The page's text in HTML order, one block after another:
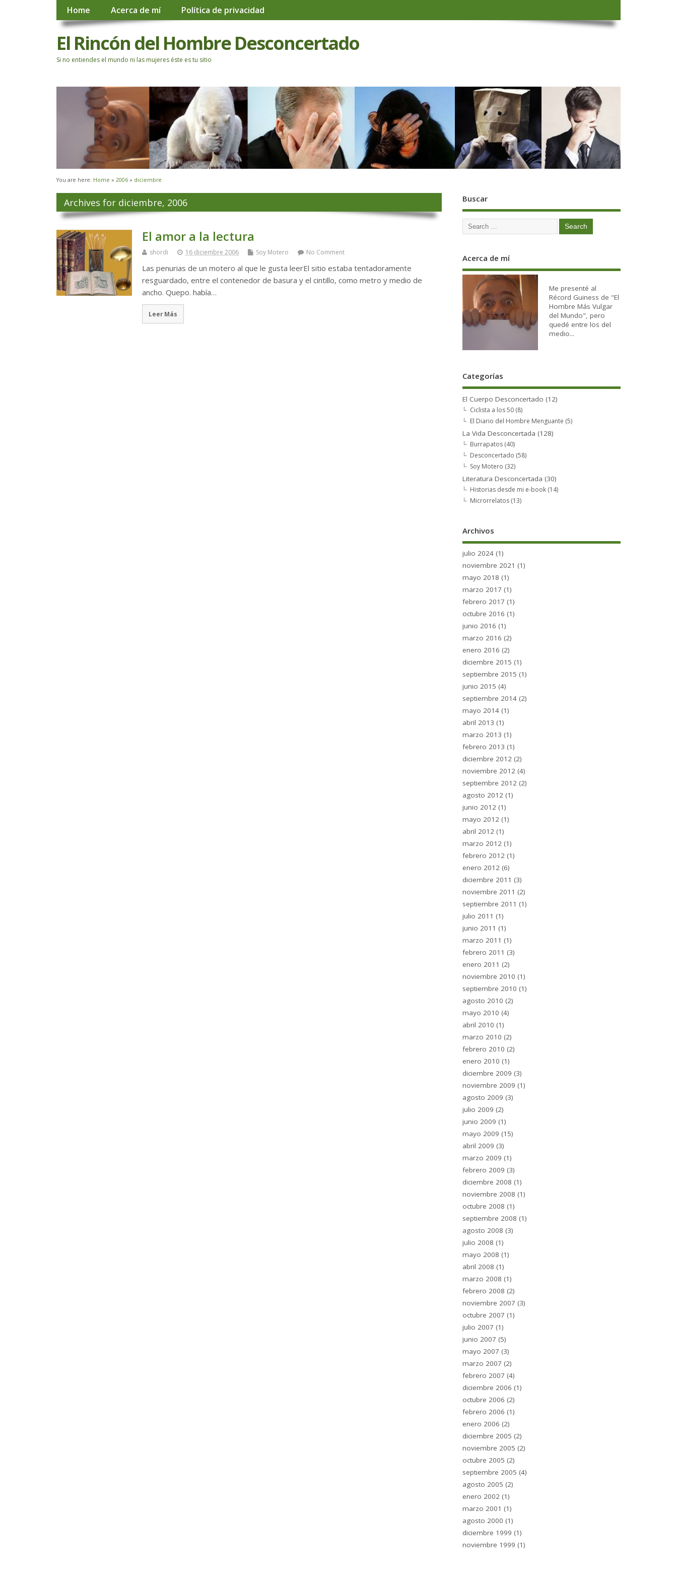
Home Acerca de mí Política de privacidad
El Rincón del Hombre Desconcertado
Si no entiendes el mundo ni las mujeres éste es tu sitio
You are here: Home » 2006 » diciembre
Archives for diciembre, 2006
El amor a la lectura
shordi 16 diciembre 2006 Soy Motero No Comment
Las penurias de un motero al que le gusta leerEl sitio estaba tentadoramente
resguardado, entre el contenedor de basura y el cintillo, como metro y medio de
ancho. Quepo. había…
Leer Más
Buscar
Acerca de mí
Me presenté al
Récord Guiness de "El
Hombre Más Vulgar
del Mundo", pero
quedé entre los del
medio...
Categorías
El Cuerpo Desconcertado (12)
Ciclista a los 50 (8)
El Diario del Hombre Menguante (5)
La Vida Desconcertada (128)
Burrapatos (40)
Desconcertado (58)
Soy Motero (32)
Literatura Desconcertada (30)
Historias desde mi e-book (14)
Microrrelatos (13)
Archivos
julio 2024 (1)
noviembre 2021 (1)
mayo 2018 (1)
marzo 2017 (1)
febrero 2017 (1)
octubre 2016 (1)
junio 2016 (1)
marzo 2016 (2)
enero 2016 (2)
diciembre 2015 (1)
septiembre 2015 (1)
junio 2015 (4)
septiembre 2014 (2)
mayo 2014 (1)
abril 2013 (1)
marzo 2013 (1)
febrero 2013 (1)
diciembre 2012 (2)
noviembre 2012 (4)
septiembre 2012 (2)
agosto 2012 (1)
junio 2012 (1)
mayo 2012 (1)
abril 2012 (1)
marzo 2012 (1)
febrero 2012 (1)
enero 2012 (6)
diciembre 2011 (3)
noviembre 2011 (2)
septiembre 2011 (1)
julio 2011 (1)
junio 2011 (1)
marzo 2011 (1)
febrero 2011 (3)
enero 2011 (2)
noviembre 2010 (1)
septiembre 2010 (1)
agosto 2010 (2)
mayo 2010 (4)
abril 2010 (1)
marzo 2010 (2)
febrero 2010 (2)
enero 2010 (1)
diciembre 2009 (3)
noviembre 2009 (1)
agosto 2009 (3)
julio 2009 (2)
junio 2009 (1)
mayo 2009 (15)
abril 2009 (3)
marzo 2009 (1)
febrero 2009 (3)
diciembre 2008 (1)
noviembre 2008 (1)
octubre 2008 (1)
septiembre 2008 (1)
agosto 2008 (3)
julio 2008 (1)
mayo 2008 (1)
abril 2008 (1)
marzo 2008 (1)
febrero 2008 (2)
noviembre 2007 (3)
octubre 2007 (1)
julio 2007 (1)
junio 2007 (5)
mayo 2007 (3)
marzo 2007 (2)
febrero 2007 (4)
diciembre 2006 (1)
octubre 2006 (2)
febrero 2006 (1)
enero 2006 (2)
diciembre 2005 (2)
noviembre 2005 (2)
octubre 2005 (2)
septiembre 2005 (4)
agosto 2005 (2)
enero 2002 (1)
marzo 2001 (1)
agosto 2000 (1)
diciembre 1999 (1)
noviembre 1999 (1)